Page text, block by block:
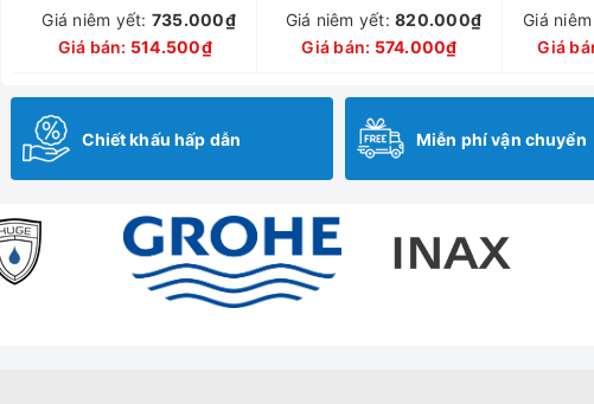
Giá niêm yết: 735.000₫
Giá bán: 514.500₫
Giá niêm yết:820.000₫
Giá bán: 574.000₫
Giá
Giá
Chiết khấu hấp dẫn Miễn phí vận chuyển